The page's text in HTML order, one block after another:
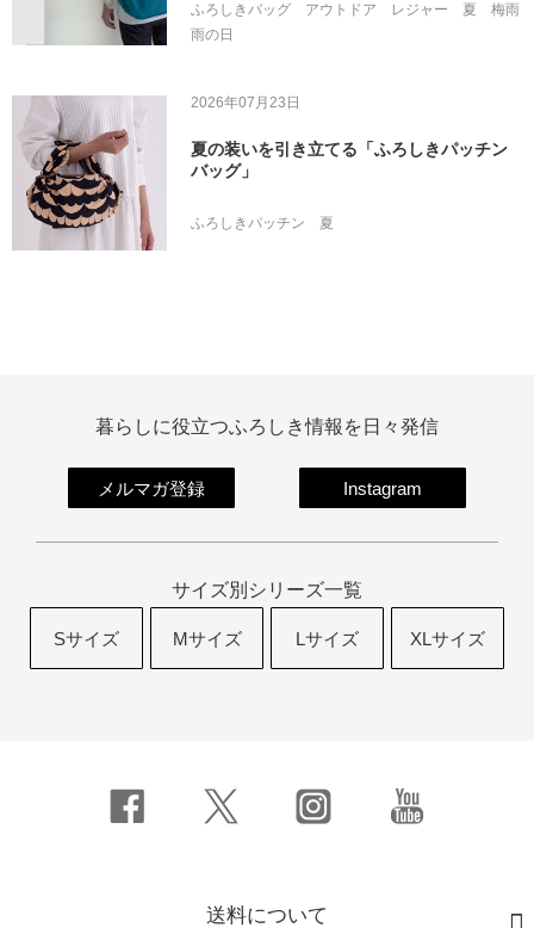
ふろしきバッグ アウトドア レジャー 夏
梅雨
雨の日
2026年07月23日
夏の装いを引き立てる「ふろしきパッチン
バッグ」
ふろしきパッチン 夏
暮らしに役立つふろしき情報を日々発信
メルマガ登録 Instagram
サイズ別シリーズ一覧
Sサイズ Mサイズ Lサイズ XLサイズ
送料について